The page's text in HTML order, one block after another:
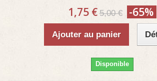
1,75 € 5,00 € -65%
Ajouter au panier
Disponible